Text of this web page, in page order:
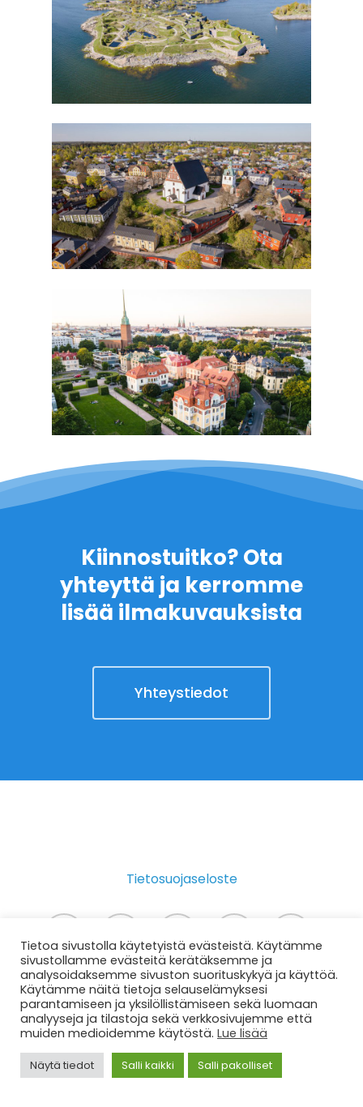
Kiinnostuitko? Ota
yhteyttä ja kerromme
lisää ilmakuvauksista
Yhteystiedot
Tietosuojaseloste
twitter facebook instagram phone email
© 2026 Disco Digimedia - Somemarkknointia
matkailuyrityksille - matkailumarkkinointia.
Tietoa sivustolla käytetyistä evästeistä. Käytämme
sivustollamme evästeitä kerätäksemme ja
analysoidaksemme sivuston suorituskykyä ja käyttöä.
Käytämme näitä tietoja selauselämyksesi
parantamiseen ja yksilöllistämiseen sekä luomaan
analyyseja ja tilastoja sekä verkkosivujemme että
muiden medioidemme käytöstä. Lue lisää
Näytä tiedot Salli kaikki Salli pakolliset